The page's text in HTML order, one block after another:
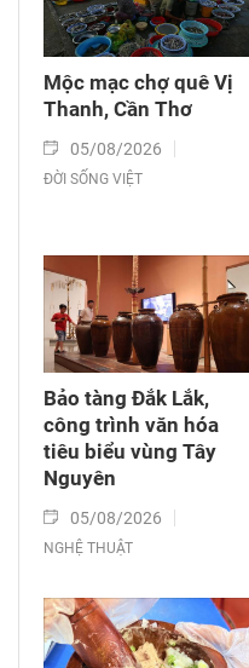
Mộc mạc chợ quê Vị
Thanh, Cần Thơ
05/08/2026
ĐỜI SỐNG VIỆT
Bảo tàng Đắk Lắk,
công trình văn hóa
tiêu biểu vùng Tây
Nguyên
05/08/2026
NGHỆ THUẬT